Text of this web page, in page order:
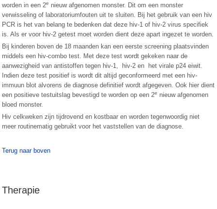
worden in een 2e nieuw afgenomen monster. Dit om een monster
verwisseling of laboratoriumfouten uit te sluiten. Bij het gebruik van een hiv
PCR is het van belang te bedenken dat deze hiv-1 of hiv-2 virus specifiek
is. Als er voor hiv-2 getest moet worden dient deze apart ingezet te worden.
Bij kinderen boven de 18 maanden kan een eerste screening plaatsvinden
middels een hiv-combo test. Met deze test wordt gekeken naar de
aanwezigheid van antistoffen tegen hiv-1, hiv-2 en het virale p24 eiwit.
Indien deze test positief is wordt dit altijd geconformeerd met een hiv-
immuun blot alvorens de diagnose definitief wordt afgegeven. Ook hier dient
een positieve testuitslag bevestigd te worden op een 2e nieuw afgenomen
bloed monster.
Hiv celkweken zijn tijdrovend en kostbaar en worden tegenwoordig niet
meer routinematig gebruikt voor het vaststellen van de diagnose.
Terug naar boven
Therapie